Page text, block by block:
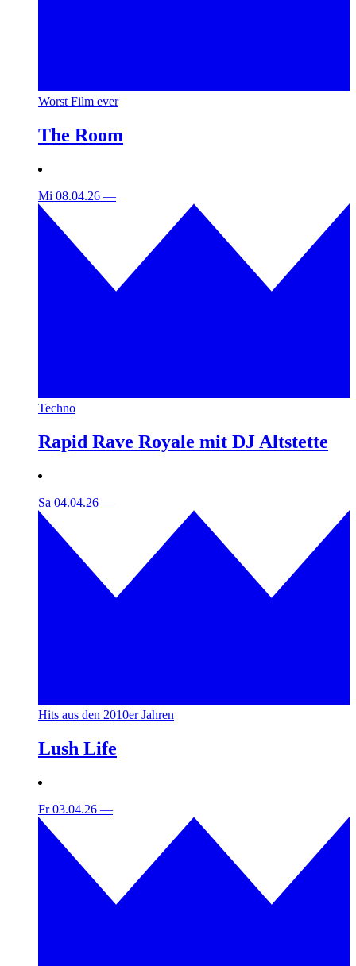
Worst Film ever
The Room
Mi 08.04.26 —
Techno
Rapid Rave Royale mit DJ Altstette
Sa 04.04.26 —
Hits aus den 2010er Jahren
Lush Life
Fr 03.04.26 —